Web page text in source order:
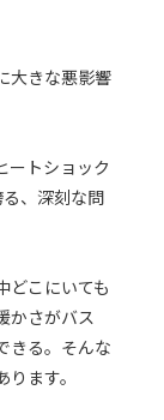
大きな悪影響
ートショック
、深刻な問
どこにいても
かさがバス
きる。そんな
ます。